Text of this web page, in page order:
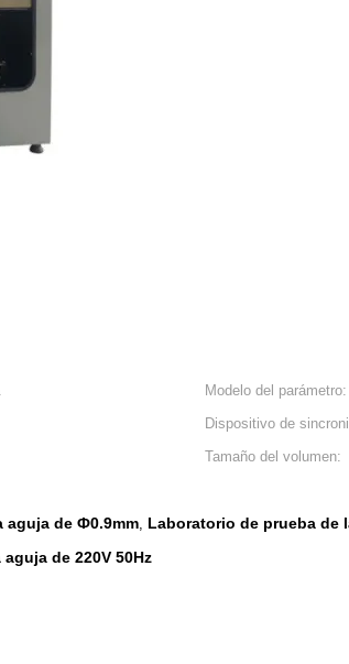
Modelo del parámetro:
Dispositivo de
Tamaño del volumen:
aguja de Ф0.9mm, Laboratorio de prueba de
de 220V 50Hz